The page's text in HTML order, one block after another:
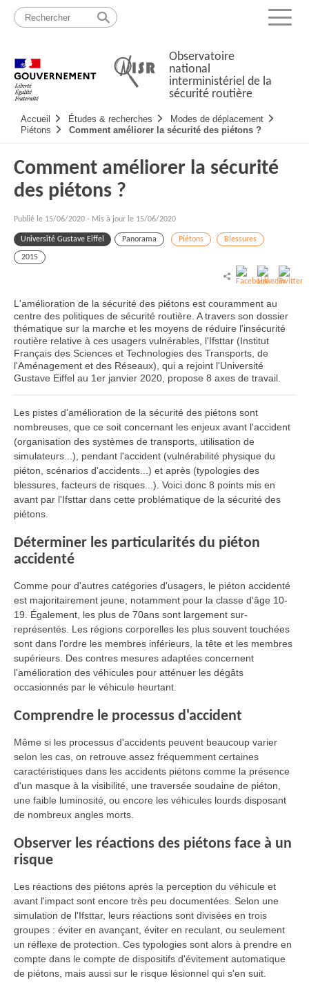
Passer
contenu
Menu
Observatoire
national
interministériel de la
sécurité routière
principale
Accueil Études & recherches
Modes de déplacement
Piétons
Comment améliorer la sécurité des piétons ?
Comment améliorer la sécurité
des piétons ?
Publié le 15/06/2020 - Mis à jour le 15/06/2020
Université Gustave Eiffel Panorama Piétons Blessures
2015
L'amélioration de la sécurité des piétons est couramment au
centre des politiques de sécurité routière. A travers son dossier
thématique sur la marche et les moyens de réduire l'insécurité
routière relative à ces usagers vulnérables, l'Ifsttar (Institut
Français des Sciences et Technologies des Transports, de
l'Aménagement et des Réseaux), qui a rejoint l'Université
Gustave Eiffel au 1er janvier 2020, propose 8 axes de travail.
Les pistes d'amélioration de la sécurité des piétons sont
nombreuses, que ce soit concernant les enjeux avant l'accident
(organisation des systèmes de transports, utilisation de
simulateurs...), pendant l'accident (vulnérabilité physique du
piéton, scénarios d'accidents...) et après (typologies des
blessures, facteurs de risques...). Voici donc 8 points mis en
avant par l'Ifsttar dans cette problématique de la sécurité des
piétons.
Déterminer les particularités du piéton
accidenté
Comme pour d'autres catégories d'usagers, le piéton accidenté
est majoritairement jeune, notamment pour la classe d'âge 10-
19. Également, les plus de 70ans sont largement sur-
représentés. Les régions corporelles les plus souvent touchées
sont dans l'ordre les membres inférieurs, la tête et les membres
supérieurs. Des contres mesures adaptées concernent
l'amélioration des véhicules pour atténuer les dégâts
occasionnés par le véhicule heurtant.
Comprendre le processus d'accident
Même si les processus d'accidents peuvent beaucoup varier
selon les cas, on retrouve assez fréquemment certaines
caractéristiques dans les accidents piétons comme la présence
d'un masque à la visibilité, une traversée soudaine de piéton,
une faible luminosité, ou encore les véhicules lourds disposant
de nombreux angles morts.
Observer les réactions des piétons face à un
risque
Les réactions des piétons après la perception du véhicule et
avant l'impact sont encore très peu documentées. Selon une
simulation de l'Ifsttar, leurs réactions sont divisées en trois
groupes : éviter en avançant, éviter en reculant, ou seulement
un réflexe de protection. Ces typologies sont alors à prendre en
compte dans le compte de dispositifs d'évitement automatique
de piétons, mais aussi sur le risque lésionnel qui s'en suit.